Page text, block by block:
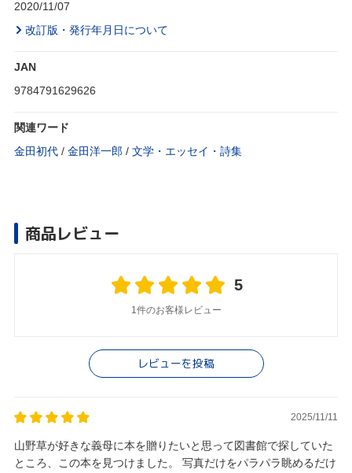
2020/11/07
改訂版・発行年月日について
JAN
9784791629626
関連ワード
金田初代 / 金田洋一郎 / 文学・エッセイ・詩集
商品レビュー
5
1件のお客様レビュー
レビューを投稿
2025/11/11
山野草が好きな義母に本を贈りたいと思って図書館で探していた
ところ、この本を見つけました。 写真だけをパラパラ眺めるだけ